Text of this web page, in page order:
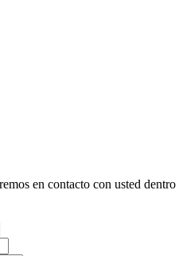
en contacto con usted